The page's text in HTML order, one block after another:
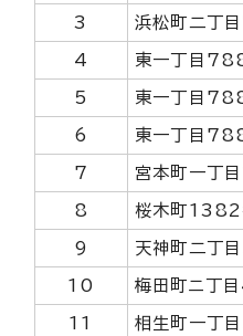
3 浜松町二丁
4 東一丁目
5 東一丁目
6 東一丁目
7 宮本町一丁
8 桜木町
9 天神町二丁
10 梅田町ニ丁
11 相生町一丁